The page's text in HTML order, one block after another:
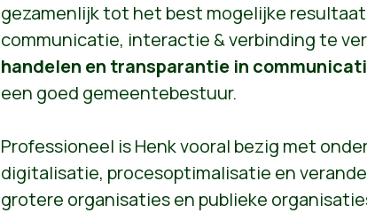
gezamenlijk tot het best mogelijke
communicatie, interactie & verbinding te
handelen en transparantie in
een goed gemeentebestuur.
Professioneel is Henk vooral bezig met
digitalisatie, procesoptimalisatie en
grotere organisaties en publieke